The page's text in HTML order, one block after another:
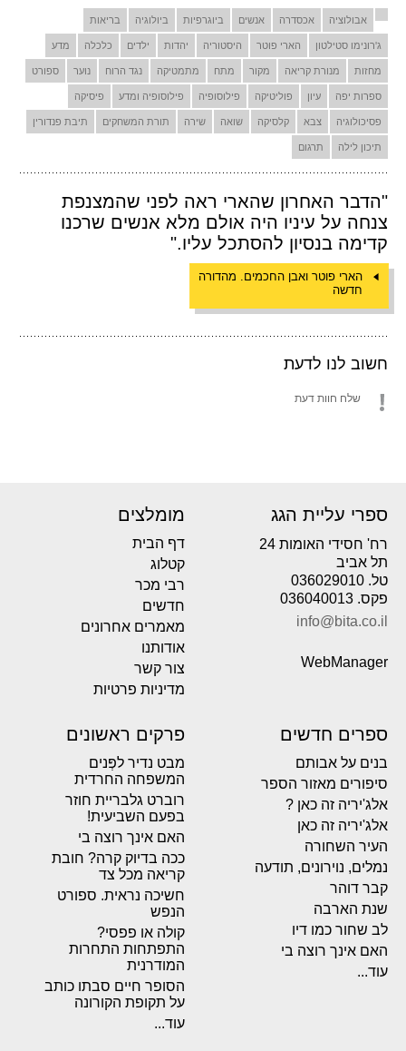
אבולוציה אכסדרה אנשים ביוגרפיות ביולוגיה בריאות
ג'רונימו סטילטון הארי פוטר היסטוריה יהדות ילדים כלכלה מדע
מחזות מנורת קריאה מקור מתח מתמטיקה נגד הרוח נוער ספורט
ספרות יפה עיון פוליטיקה פילוסופיה פילוסופיה ומדע פיסיקה
פסיכולוגיה צבא קלסיקה שואה שירה תורת המשחקים תיבת פנדורין
תיכון לילה תרגום
"הדבר האחרון שהארי ראה לפני שהמצנפת
צנחה על עיניו היה אולם מלא אנשים שרכנו
קדימה בנסיון להסתכל עליו."
הארי פוטר ואבן החכמים. מהדורה
חדשה
חשוב לנו לדעת
שלח חוות דעת
ספרי עליית הגג
רח' חסידי האומות 24
תל אביב
טל. 036029010
פקס. 036040013
info@bita.co.il
WebManager
מומלצים
דף הבית
קטלוג
רבי מכר
חדשים
מאמרים אחרונים
אודותנו
צור קשר
מדיניות פרטיות
ספרים חדשים
בנים על אבותם
סיפורים מאזור הספר
אלג'יריה זה כאן ?
אלג'יריה זה כאן
העיר השחורה
נמלים, נוירונים, תודעה
קבר דוהר
שנת הארבה
לב שחור כמו דיו
האם אינך רוצה בי
עוד...
פרקים ראשונים
מבט נדיר לפְּנים
המשפחה החרדית
רוברט גלבריית חוזר
בפעם השביעית!
האם אינך רוצה בי
ככה בדיוק קרה? חובת
קריאה מכל צד
חשיכה נראית. ספורט
הנפש
קולה או פפסי?
התפתחות התחרות
המודרנית
הסופר חיים סבתו כותב
על תקופת הקורונה
עוד...